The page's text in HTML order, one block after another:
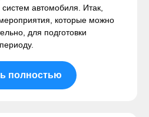
автомобиля. Итак,
которые можно
для подготовки
полностью